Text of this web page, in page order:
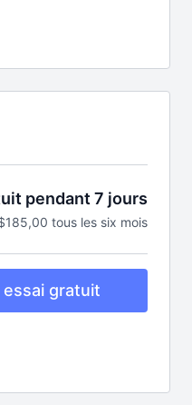
bouger (plus de 10
aucun supplément!
pendant 7 jours
tous les six mois
gratuit
bouger (plus de 10